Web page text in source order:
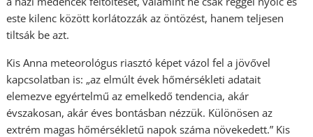
este kilenc között korlátozzák az öntözést, hanem teljesen
tiltsák be azt.
Kis Anna meteorológus riasztó képet vázol fel a jövővel
kapcsolatban is: „az elmúlt évek hőmérsékleti adatait
elemezve egyértelmű az emelkedő tendencia, akár
évszakosan, akár éves bontásban nézzük. Különösen az
extrém magas hőmérsékletű napok száma növekedett.” Kis